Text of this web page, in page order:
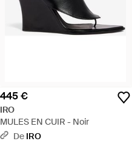
445 €
IRO
MULES EN CUIR - Noir
De IRO